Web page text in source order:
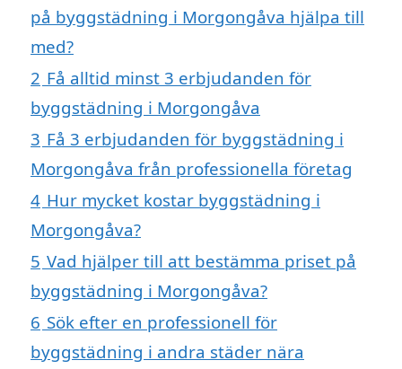
på byggstädning i Morgongåva hjälpa till
med?
2 Få alltid minst 3 erbjudanden för
byggstädning i Morgongåva
3 Få 3 erbjudanden för byggstädning i
Morgongåva från professionella företag
4 Hur mycket kostar byggstädning i
Morgongåva?
5 Vad hjälper till att bestämma priset på
byggstädning i Morgongåva?
6 Sök efter en professionell för
byggstädning i andra städer nära